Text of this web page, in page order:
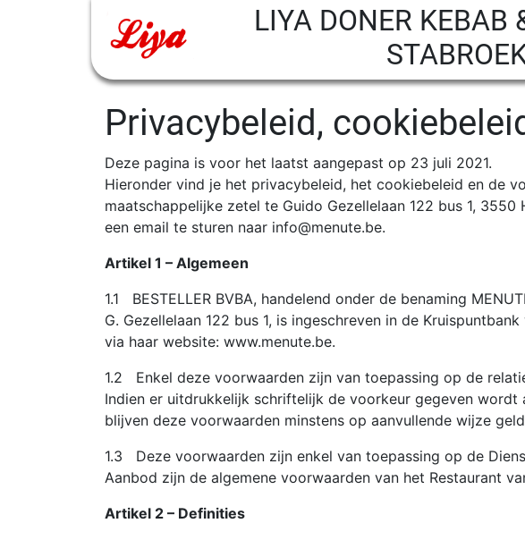
LIYA DONER KEBAB
Privacybeleid,
Deze pagina is voor het laatst aangepast op 23 juli 2021.
Hieronder vind je het privacybeleid, het cookiebeleid en de
maatschappelijke zetel te Guido Gezellelaan 122 bus 1,
een email te sturen naar info@menute.be.
Artikel 1 – Algemeen
1.1 BESTELLER BVBA, handelend onder de benaming
G. Gezellelaan 122 bus 1, is ingeschreven in de
via haar website: www.menute.be.
1.2 Enkel deze voorwaarden zijn van toepassing op de
Indien er uitdrukkelijk schriftelijk de voorkeur gegeven
blijven deze voorwaarden minstens op aanvullende wijze
1.3 Deze voorwaarden zijn enkel van toepassing op de
Aanbod zijn de algemene voorwaarden van het Restaurant
Artikel 2 – Definities